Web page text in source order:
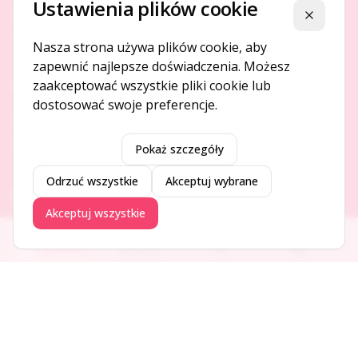
Platforma ogłoszeń i firm, która łączy ludzi i rozwija biznes
O NAS
DODAJ I PROMUJ
Dodaj ogłoszenie
Dodaj firmę
Ogłoszenia Aktualności Firmy Blog
Ustawienia plików cookie Zamknij
Nasza strona używa plików cookie, aby
zapewnić najlepsze doświadczenia. Możesz
zaakceptować wszystkie pliki cookie lub
dostosować swoje preferencje.
Pokaż szczegóły
Odrzuć wszystkie Akceptuj wybrane
Akceptuj wszystkie